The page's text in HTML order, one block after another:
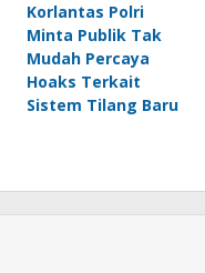
Korlantas Polri
Minta Publik Tak
Mudah Percaya
Hoaks Terkait
Sistem Tilang Baru